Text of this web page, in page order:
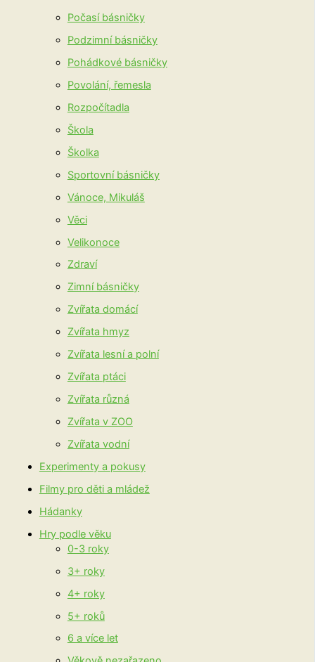
Počasí básničky
Podzimní básničky
Pohádkové básničky
Povolání, řemesla
Rozpočítadla
Škola
Školka
Sportovní básničky
Vánoce, Mikuláš
Věci
Velikonoce
Zdraví
Zimní básničky
Zvířata domácí
Zvířata hmyz
Zvířata lesní a polní
Zvířata ptáci
Zvířata různá
Zvířata v ZOO
Zvířata vodní
Experimenty a pokusy
Filmy pro děti a mládež
Hádanky
Hry podle věku
0-3 roky
3+ roky
4+ roky
5+ roků
6 a více let